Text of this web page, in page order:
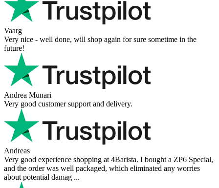
Vaarg
Very nice - well done, will shop again for sure sometime in the
future!
Andrea Munari
Very good customer support and delivery.
Andreas
Very good experience shopping at 4Barista. I bought a ZP6 Special,
and the order was well packaged, which eliminated any worries
about potential damag ...